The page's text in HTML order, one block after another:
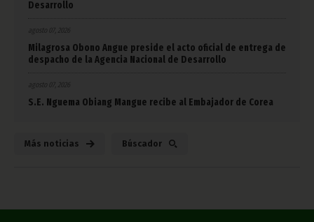
Desarrollo
agosto 07, 2026
Milagrosa Obono Angue preside el acto oficial de entrega de
despacho de la Agencia Nacional de Desarrollo
agosto 07, 2026
S.E. Nguema Obiang Mangue recibe al Embajador de Corea
Más noticias Búscador